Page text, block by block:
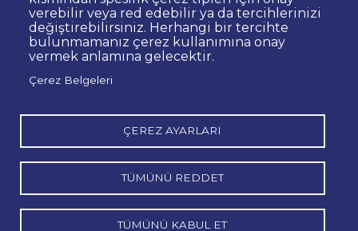
verebilir veya red edebilir ya da tercihlerinizi
değiştirebilirsiniz. Herhangi bir tercihte
bulunmamanız çerez kullanımına onay
vermek anlamına gelecektir.
Çerez Belgeleri
ÇEREZ AYARLARI
TÜMÜNÜ REDDET
TÜMÜNÜ KABUL ET
© TED Üniversitesi. Ziya Gökalp Caddesi No:48 06420, Kolej
Çankaya ANKARA
ÜniversitesiÜniversitesiÜniversitesi
geç